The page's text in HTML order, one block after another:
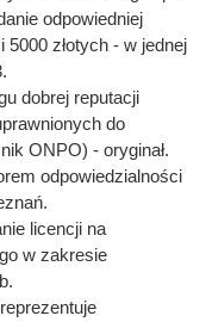
odpowiedniej
złotych - w jednej
dobrej reputacji
do
ONPO) - oryginał.
odpowiedzialności
licencji na
w zakresie